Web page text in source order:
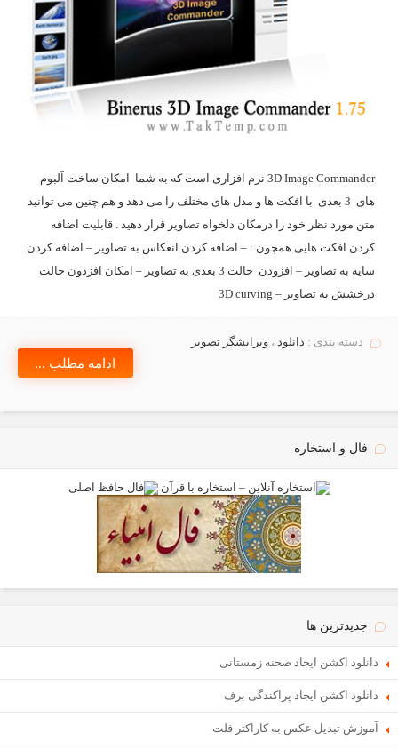
3D Image Commander نرم افزاری است که به شما امکان ساخت آلبوم
های 3 بعدی با افکت ها و مدل های مختلف را می دهد و هم چنین می توانید
متن مورد نظر خود را درمکان دلخواه تصاویر قرار دهید . قابلیت اضافه
کردن افکت هایی همچون : – اضافه کردن انعکاس به تصاویر – اضافه کردن
سایه به تصاویر – افزودن حالت 3 بعدی به تصاویر – امکان افزدون حالت
درخشش به تصاویر – 3D curving
دسته بندی : دانلود ،ویرایشگر تصویر
ادامه مطلب ...
فال و استخاره
جدیدترین ها
دانلود اکشن ایجاد صحنه زمستانی
دانلود اکشن ایجاد پراکندگی برف
آموزش تبدیل عکس به کاراکتر فلت